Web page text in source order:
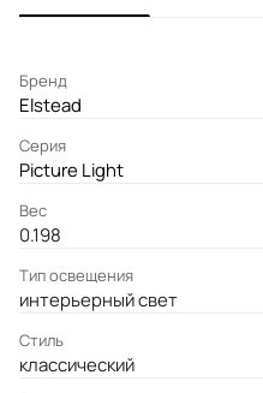
Бренд
Elstead
Серия
Picture Light
Вес
0.198
Тип освещения
интерьерный свет
Стиль
классический